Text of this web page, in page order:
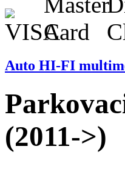
Auto HI-FI
(2011->)